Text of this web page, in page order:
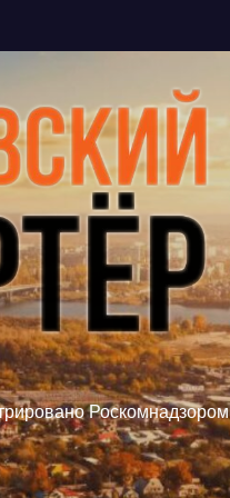
Роскомнадзором